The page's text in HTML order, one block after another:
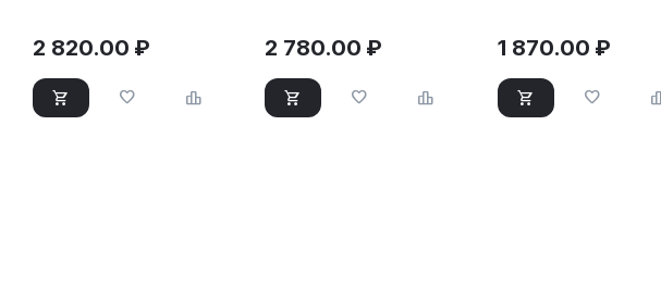
2 820.00 ₽ 2 780.00 ₽ 1 870.00 ₽